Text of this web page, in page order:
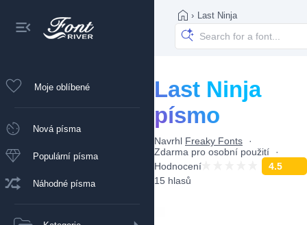
Moje oblíbené
Nová písma
Populární písma
Náhodné písma
› Last Ninja
Last Ninja
písmo
Navrhl Freaky Fonts
Zdarma pro osobní použití
Hodnocení
4.5
15 hlasů